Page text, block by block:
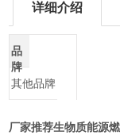
详细介绍
品
牌
其他品牌
厂家推荐生物质能源